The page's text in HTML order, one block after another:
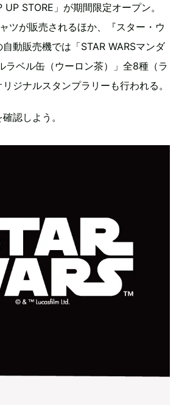
UP STORE」が期間限定オープン。
ツが販売されるほか、『スター・ウ
動販売機では「STAR WARSマンダ
ラベル缶（ウーロン茶）」全8種（ラ
ジナルスタンプラリーも行われる。
認しよう。